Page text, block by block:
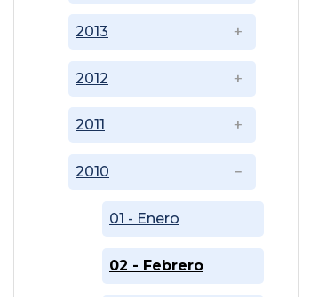
2010
01 - Enero
02 - Febrero
2011
2012
2013